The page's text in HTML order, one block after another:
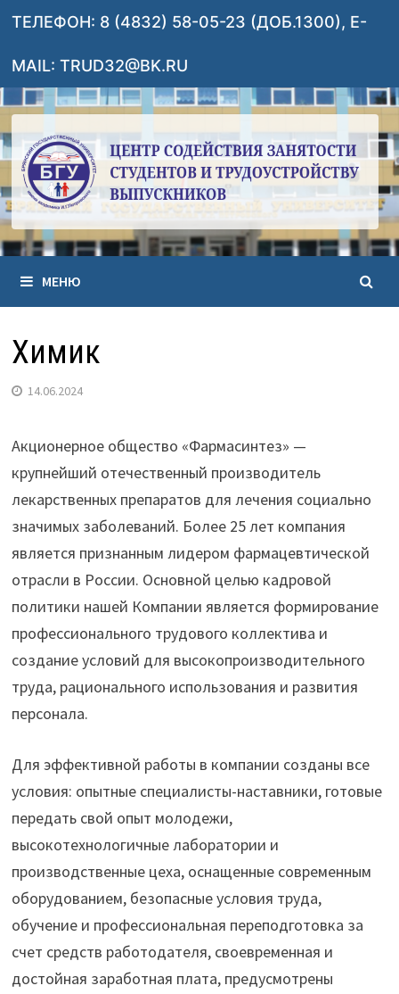
Перейти
содержимому
ТЕЛЕФОН: 8 (4832) 58-05-23 (ДОБ.1300), E-
MAIL: TRUD32@BK.RU
МЕНЮ
Химик
14.06.2024
Акционерное общество «Фармасинтез» —
крупнейший отечественный производитель
лекарственных препаратов для лечения социально
значимых заболеваний. Более 25 лет компания
является признанным лидером фармацевтической
отрасли в России. Основной целью кадровой
политики нашей Компании является формирование
профессионального трудового коллектива и
создание условий для высокопроизводительного
труда, рационального использования и развития
персонала.
Для эффективной работы в компании созданы все
условия: опытные специалисты-наставники, готовые
передать свой опыт молодежи,
высокотехнологичные лаборатории и
производственные цеха, оснащенные современным
оборудованием, безопасные условия труда,
обучение и профессиональная переподготовка за
счет средств работодателя, своевременная и
достойная заработная плата, предусмотрены